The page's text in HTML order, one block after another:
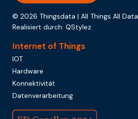
© 2026 Thingsdata | All Things All Data
Realisiert durch: QStylez
Internet of Things
IOT
Hardware
Konnektivität
Datenverarbeitung